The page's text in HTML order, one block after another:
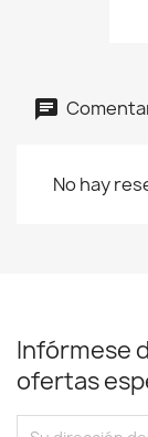
No hay
Infórmese
ofertas